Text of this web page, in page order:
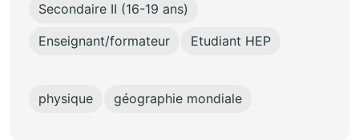
Secondaire II (16-19 ans)
Enseignant/formateur
Etudiant HEP
physique géographie mondiale